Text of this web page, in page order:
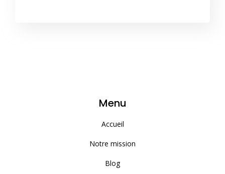
Menu
Accueil
Notre mission
Blog